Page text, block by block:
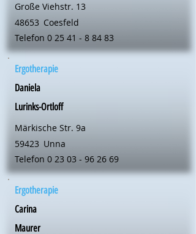
Große Viehstr. 13
48653 Coesfeld
Telefon 0 25 41 - 8 84 83
Ergotherapie
Daniela
Lurinks-Ortloff
Märkische Str. 9a
59423 Unna
Telefon 0 23 03 - 96 26 69
Ergotherapie
Carina
Maurer